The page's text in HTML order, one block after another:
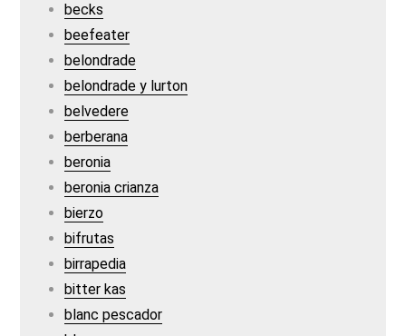
becks
beefeater
belondrade
belondrade y lurton
belvedere
berberana
beronia
beronia crianza
bierzo
bifrutas
birrapedia
bitter kas
blanc pescador